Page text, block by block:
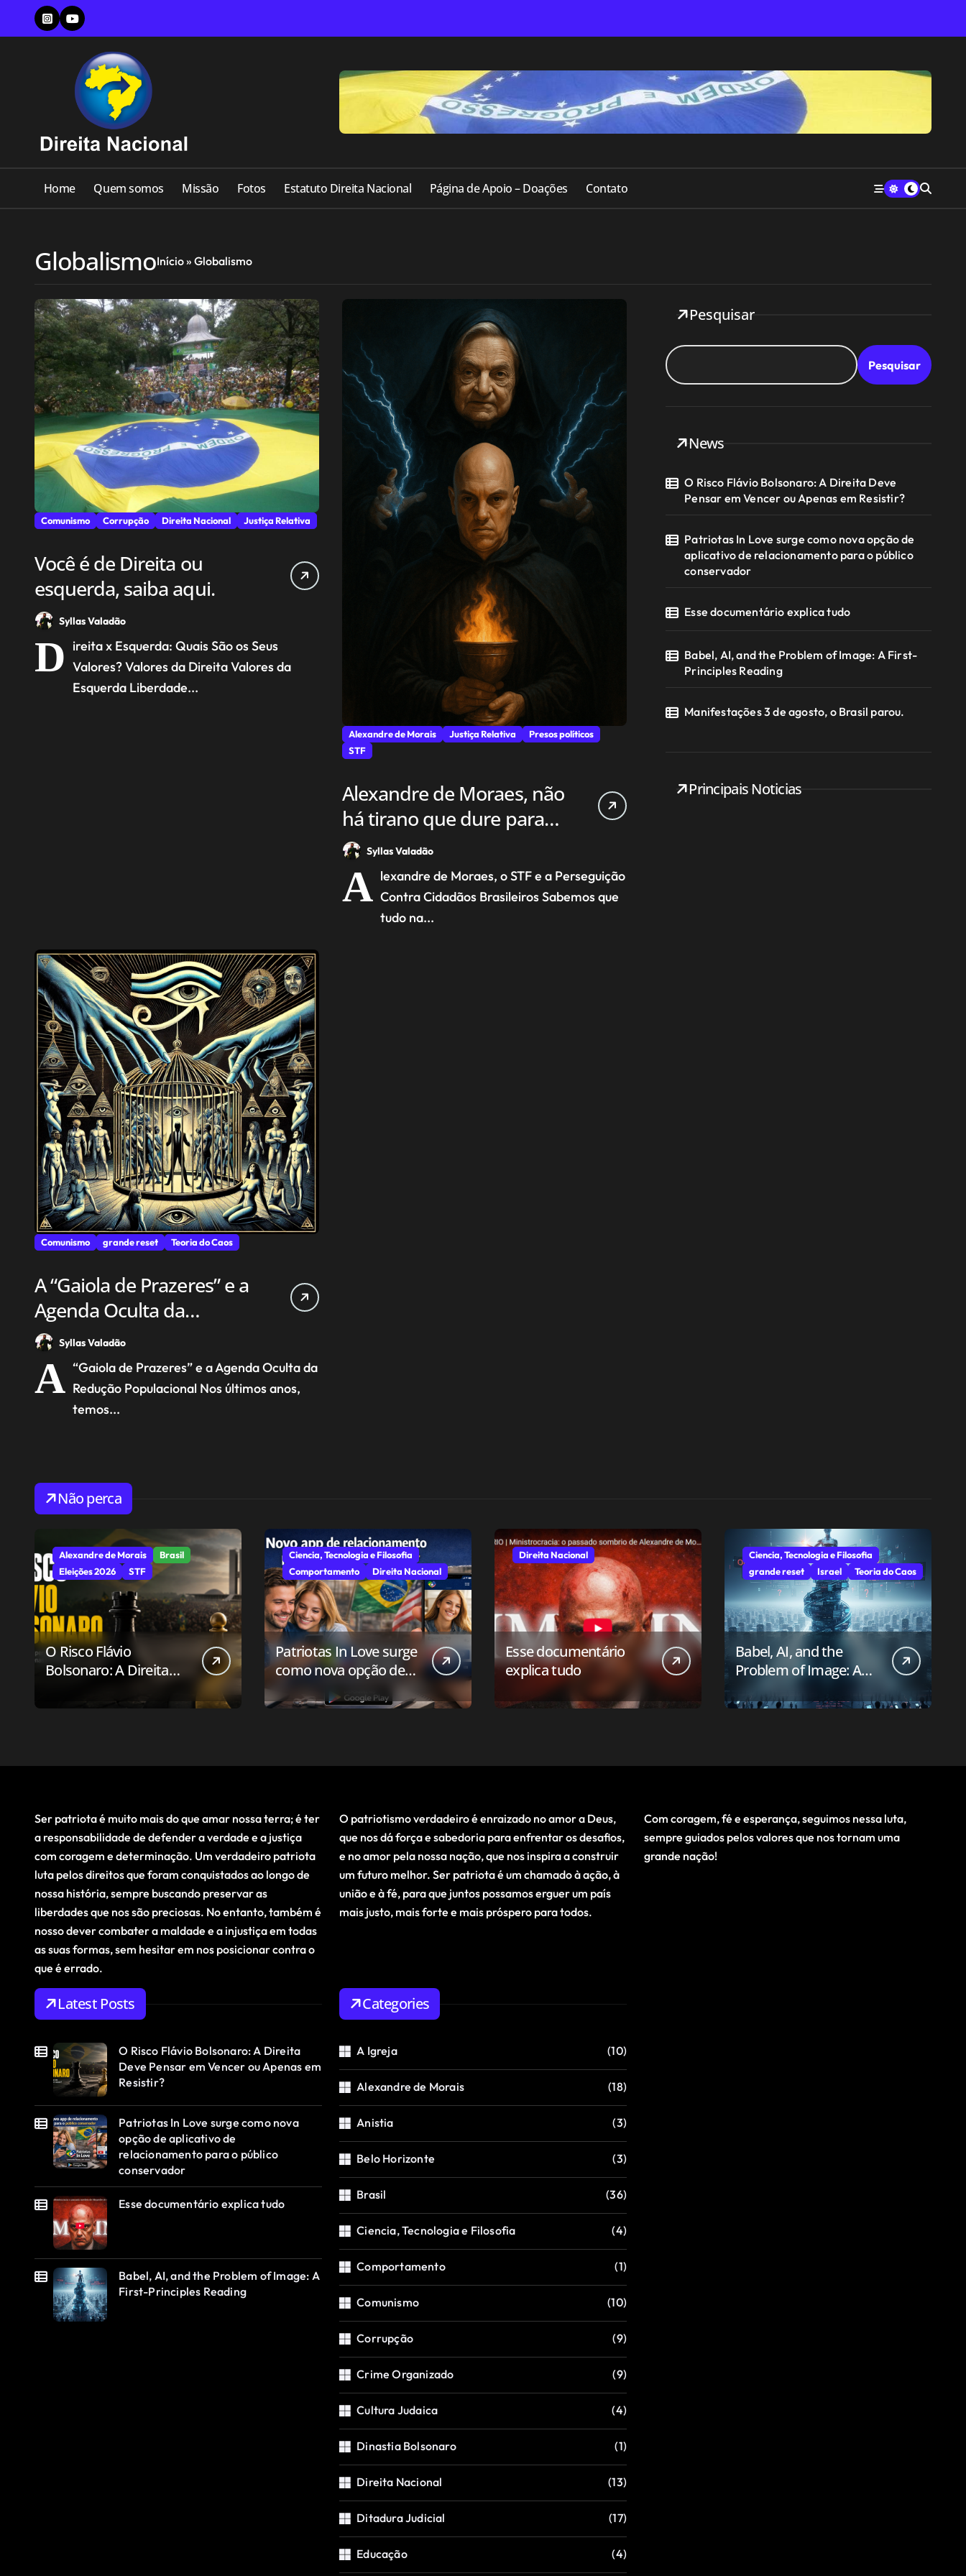
content
Home Quem somos Missão Fotos Estatuto Direita Nacional Página de Apoio – Doações Contato
GlobalismoInício» Globalismo
Comunismo Corrupção Direita Nacional Justiça Relativa
Você é de Direita ou
esquerda, saiba aqui.
Syllas Valadão
D ireita x Esquerda: Quais São os Seus
Valores? Valores da Direita Valores da
Esquerda Liberdade...
Alexandre de Morais Justiça Relativa
Presos políticos
STF
Alexandre de Moraes, não
há tirano que dure para
sempre
Syllas Valadão
A lexandre de Moraes, o STF e a Perseguição
Contra Cidadãos Brasileiros Sabemos que
tudo na...
Comunismo grande reset Teoria do Caos
A “Gaiola de Prazeres” e a
Agenda Oculta da
Redução Populacional
Syllas Valadão
A “Gaiola de Prazeres” e a Agenda Oculta da
Redução Populacional Nos últimos anos,
temos...
Pesquisar
Pesquisar
News
O Risco Flávio Bolsonaro: A Direita Deve
Pensar em Vencer ou Apenas em Resistir?
Patriotas In Love surge como nova opção de
aplicativo de relacionamento para o público
conservador
Esse documentário explica tudo
Babel, AI, and the Problem of Image: A First-
Principles Reading
Manifestações 3 de agosto, o Brasil parou.
Principais Noticias
Não perca
Alexandre de Morais
Brasil
Eleições 2026
STF
O Risco Flávio
Bolsonaro: A Direita
Vencer ou Apenas em
Ciencia, Tecnologia e Filosofia
Comportamento
Direita Nacional
Patriotas In Love surge
como nova opção de
aplicativo de
relacionamento para o
Direita Nacional
Esse documentário
explica tudo
Ciencia, Tecnologia e Filosofia
grande reset
Israel Teoria do Caos
Babel, AI, and the
Problem of Image: A
Ser patriota é muito mais do que amar nossa terra; é ter
a responsabilidade de defender a verdade e a justiça
com coragem e determinação. Um verdadeiro patriota
luta pelos direitos que foram conquistados ao longo de
nossa história, sempre buscando preservar as
liberdades que nos são preciosas. No entanto, também é
nosso dever combater a maldade e a injustiça em todas
as suas formas, sem hesitar em nos posicionar contra o
que é errado.
O patriotismo verdadeiro é enraizado no amor a Deus,
que nos dá força e sabedoria para enfrentar os desafios,
e no amor pela nossa nação, que nos inspira a construir
um futuro melhor. Ser patriota é um chamado à ação, à
união e à fé, para que juntos possamos erguer um país
mais justo, mais forte e mais próspero para todos.
Com coragem, fé e esperança, seguimos nessa luta,
sempre guiados pelos valores que nos tornam uma
grande nação!
Latest Posts
O Risco Flávio Bolsonaro: A Direita
Deve Pensar em Vencer ou Apenas em
Resistir?
Patriotas In Love surge como nova
opção de aplicativo de
relacionamento para o público
conservador
Esse documentário explica tudo
Babel, AI, and the Problem of Image: A
First-Principles Reading
Categories
A Igreja (10)
Alexandre de Morais (18)
Anistia (3)
Belo Horizonte (3)
Brasil (36)
Ciencia, Tecnologia e Filosofia (4)
Comportamento (1)
Comunismo (10)
Corrupção (9)
Crime Organizado (9)
Cultura Judaica (4)
Dinastia Bolsonaro (1)
Direita Nacional (13)
Ditadura Judicial (17)
Educação (4)